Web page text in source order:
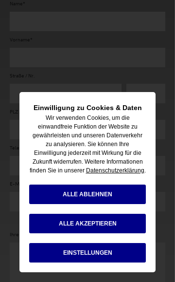
Einwilligung zu Cookies & Daten
Wir verwenden Cookies, um die
einwandfreie Funktion der Website zu
gewährleisten und unseren Datenverkehr
zu analysieren. Sie können Ihre
Einwilligung jederzeit mit Wirkung für die
Zukunft widerrufen. Weitere Informationen
finden Sie in unserer Datenschutzerklärung
ALLE ABLEHNEN
ALLE AKZEPTIEREN
EINSTELLUNGEN
Name*
Vorname*
Straße / Nr.
PLZ / Ort
Telefon
E-Mail*
Ihre Anfrage